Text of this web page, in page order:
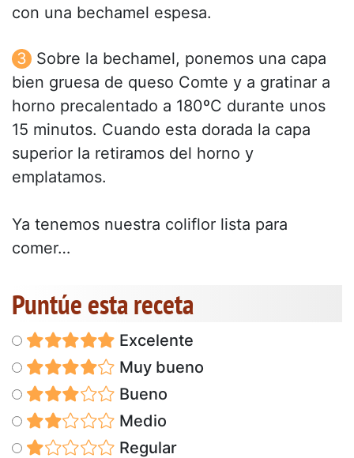
con una bechamel espesa.
Sobre la bechamel, ponemos una capa
bien gruesa de queso Comte y a gratinar a
horno precalentado a 180ºC durante unos
15 minutos. Cuando esta dorada la capa
superior la retiramos del horno y
emplatamos.
Ya tenemos nuestra coliflor lista para
comer…
Puntúe esta receta
Excelente
Muy bueno
Bueno
Medio
Regular